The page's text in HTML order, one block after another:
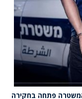
פתחה בחקירה